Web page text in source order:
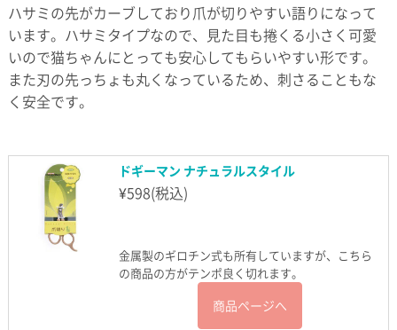
ハサミの先がカーブしており爪が切りやすい語りになって
います。ハサミタイプなので、見た目も捲くる小さく可愛
いので猫ちゃんにとっても安心してもらいやすい形です。
また刃の先っちょも丸くなっているため、刺さることもな
く安全です。
ドギーマン ナチュラルスタイル
¥598(税込)
金属製のギロチン式も所有していますが、こちら
の商品の方がテンポ良く切れます。
商品ページへ